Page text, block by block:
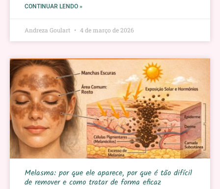
CONTINUAR LENDO »
Andreza Goulart 4 de março de 2026
Melasma: por que ele aparece, por que é tão difícil
de remover e como tratar de forma eficaz